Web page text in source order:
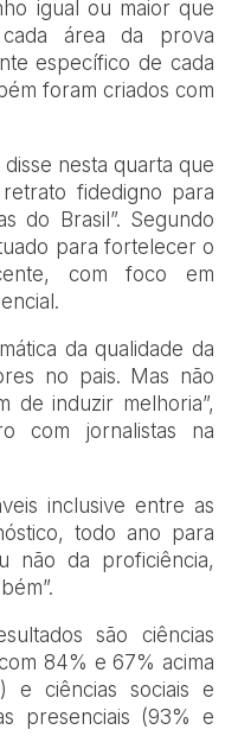
igual ou maior que
área da prova
específico de cada
foram criados com
nesta quarta que
fidedigno para
do Brasil”. Segundo
para fortelecer o
com foco em
da qualidade da
no pais. Mas não
de induzir melhoria”,
com jornalistas na
inclusive entre as
todo ano para
não da proficiência,
são ciências
84% e 67% acima
e ciências sociais e
presenciais (93% e